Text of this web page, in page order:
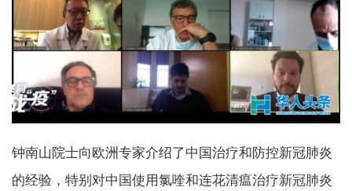
钟南山院士向欧洲专家介绍了中国治疗和防控新冠肺炎
的经验，特别对中国使用氯喹和连花清瘟治疗新冠肺炎